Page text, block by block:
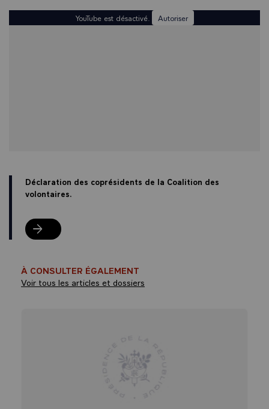
YouTube est désactivé. Autoriser
Déclaration des coprésidents de la Coalition des
volontaires.
Déclaration des coprésidents de la Coalition des volontaires.
À CONSULTER ÉGALEMENT
Voir tous les articles et dossiers